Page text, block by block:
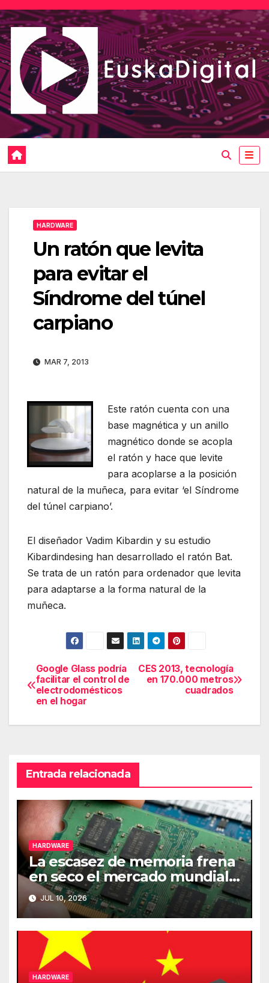
Saltar
al
contenido
HARDWARE
Un ratón que levita
para evitar el
Síndrome del túnel
carpiano
MAR 7, 2013
Este ratón cuenta con una
base magnética y un anillo
magnético donde se acopla
el ratón y hace que levite
para acoplarse a la posición
natural de la muñeca, para evitar ‘el Síndrome
del túnel carpiano’.
El diseñador Vadim Kibardin y su estudio
Kibardindesing han desarrollado el ratón Bat.
Se trata de un ratón para ordenador que levita
para adaptarse a la forma natural de la
muñeca.
Navegación
de
entradas
CES 2013, tecnología
en 170.000 metros
cuadrados
Google Glass podría
facilitar el control de
electrodomésticos
en el hogar
Entrada relacionada
HARDWARE
La escasez de memoria frena
en seco el mercado mundial
de PCs
JUL 10, 2026
HARDWARE